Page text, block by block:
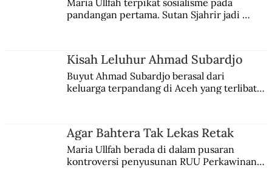
Maria Ullfah terpikat sosialisme pada
pandangan pertama. Sutan Sjahrir jadi
Kisah Leluhur Ahmad Subardjo
Buyut Ahmad Subardjo berasal dari
keluarga terpandang di Aceh yang terlibat
Agar Bahtera Tak Lekas Retak
Maria Ullfah berada di dalam pusaran
kontroversi penyusunan RUU Perkawinan.